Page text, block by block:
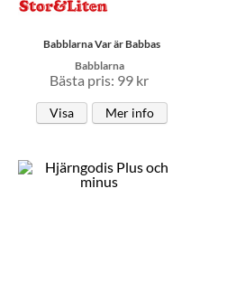
Babblarna Var är Babbas
Babblarna
Bästa pris: 99 kr
Visa Mer info